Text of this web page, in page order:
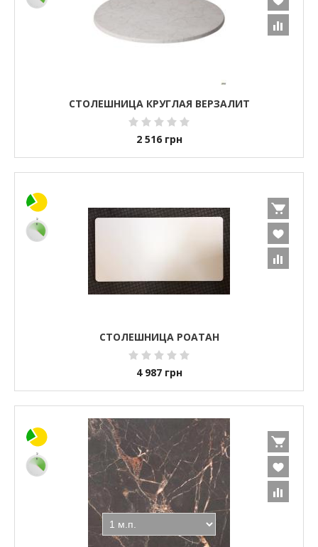
СТОЛЕШНИЦА КРУГЛАЯ ВЕРЗАЛИТ
2 516 грн
СТОЛЕШНИЦА РОАТАН
4 987 грн